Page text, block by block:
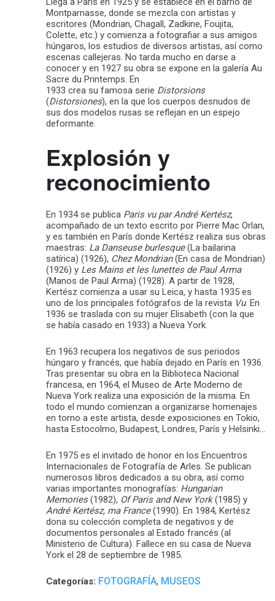
Montparnasse, donde se mezcla con artistas y
escritores (Mondrian, Chagall, Zadkine, Foujita,
Colette, etc.) y comienza a fotografiar a sus amigos
húngaros, los estudios de diversos artistas, así como
escenas callejeras. No tarda mucho en darse a
conocer y en 1927 su obra se expone en la galería Au
Sacre du Printemps. En
1933 crea su famosa serie Distorsions
(Distorsiones), en la que los cuerpos desnudos de
sus dos modelos rusas se reflejan en un espejo
deformante.
Explosión y
reconocimiento
En 1934 se publica Paris vu par André Kertész,
acompañado de un texto escrito por Pierre Mac Orlan,
y es también en París donde Kertész realiza sus obras
maestras: La Danseuse burlesque(La bailarina
satírica) (1926), Chez Mondrian(En casa de Mondrian)
(1926) y Les Mains et les lunettes de Paul Arma
(Manos de Paul Arma) (1928). A partir de 1928,
Kertész comienza a usar su Leica, y hasta 1935 es
uno de los principales fotógrafos de la revista Vu. En
1936 se traslada con su mujer Elisabeth (con la que
se había casado en 1933) a Nueva York.
En 1963 recupera los negativos de sus periodos
húngaro y francés, que había dejado en París en 1936.
Tras presentar su obra en la Biblioteca Nacional
francesa, en 1964, el Museo de Arte Moderno de
Nueva York realiza una exposición de la misma. En
todo el mundo comienzan a organizarse homenajes
en torno a este artista, desde exposiciones en Tokio,
hasta Estocolmo, Budapest, Londres, París y Helsinki…
En 1975 es el invitado de honor en los Encuentros
Internacionales de Fotografía de Arles. Se publican
numerosos libros dedicados a su obra, así como
varias importantes monografías: Hungarian
Memories(1982), Of Paris and New York(1985) y
André Kertész, ma France(1990). En 1984, Kertész
dona su colección completa de negativos y de
documentos personales al Estado francés (al
Ministerio de Cultura). Fallece en su casa de Nueva
York el 28 de septiembre de 1985.
Categorías: FOTOGRAFÍA, MUSEOS